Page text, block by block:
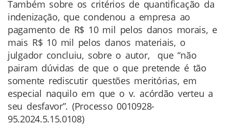
Também sobre os critérios de quantificação da
indenização, que condenou a empresa ao
pagamento de R$ 10 mil pelos danos morais, e
mais R$ 10 mil pelos danos materiais, o
julgador concluiu, sobre o autor, que “não
pairam dúvidas de que o que pretende é tão
somente rediscutir questões meritórias, em
especial naquilo em que o v. acórdão verteu a
seu desfavor”. (Processo 0010928-
95.2024.5.15.0108)